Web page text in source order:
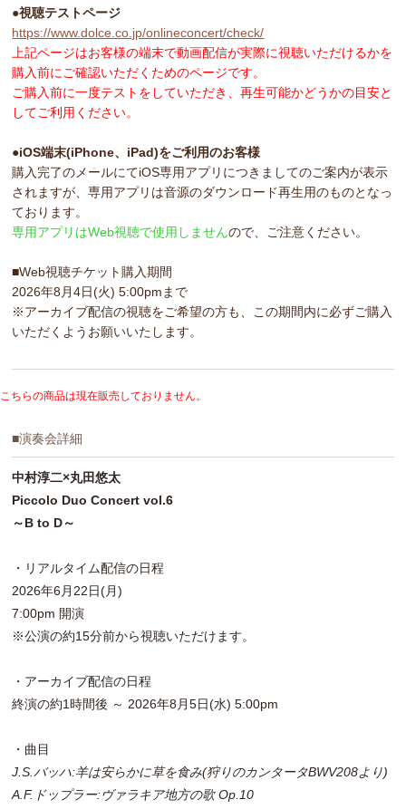
●視聴テストページ
https://www.dolce.co.jp/onlineconcert/check/
上記ページはお客様の端末で動画配信が実際に視聴いただけるかを
購入前にご確認いただくためのページです。
ご購入前に一度テストをしていただき、再生可能かどうかの目安と
してご利用ください。
●iOS端末(iPhone、iPad)をご利用のお客様
購入完了のメールにてiOS専用アプリにつきましてのご案内が表示
されますが、専用アプリは音源のダウンロード再生用のものとなっ
ております。
専用アプリはWeb視聴で使用しませんので、ご注意ください。
■Web視聴チケット購入期間
2026年8月4日(火) 5:00pmまで
※アーカイブ配信の視聴をご希望の方も、この期間内に必ずご購入
いただくようお願いいたします。
こちらの商品は現在販売しておりません。
■演奏会詳細
中村淳二×丸田悠太
Piccolo Duo Concert vol.6
～B to D～
・リアルタイム配信の日程
2026年6月22日(月)
7:00pm 開演
※公演の約15分前から視聴いただけます。
・アーカイブ配信の日程
終演の約1時間後 ～ 2026年8月5日(水) 5:00pm
・曲目
J.S.バッハ:羊は安らかに草を食み(狩りのカンタータBWV208より)
A.F.ドップラー:ヴァラキア地方の歌 Op.10